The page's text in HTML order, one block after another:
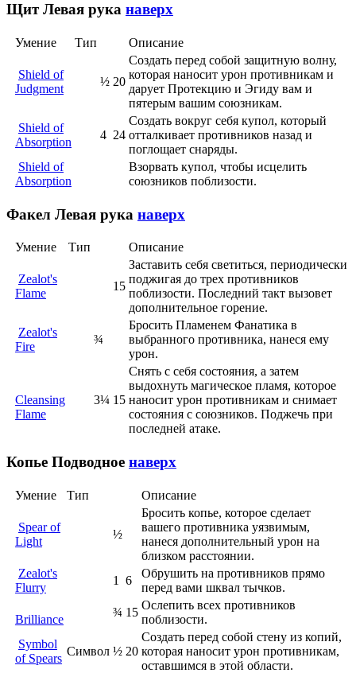
Щит Левая рука наверх
Умение Тип Описание
Shield of
Judgment
½ 20
Создать перед собой защитную волну,
которая наносит урон противникам и
дарует Протекцию и Эгиду вам и
пятерым вашим союзникам.
Shield of
Absorption
4 24
Создать вокруг себя купол, который
отталкивает противников назад и
поглощает снаряды.
Shield of
Absorption
Взорвать купол, чтобы исцелить
союзников поблизости.
Факел Левая рука наверх
Умение Тип Описание
Zealot's
Flame
15
Заставить себя светиться, периодически
поджигая до трех противников
поблизости. Последний такт вызовет
дополнительное горение.
Zealot's
Fire
¾
Бросить Пламенем Фанатика в
выбранного противника, нанеся ему
урон.
Cleansing
Flame
3¼ 15
Снять с себя состояния, а затем
выдохнуть магическое пламя, которое
наносит урон противникам и снимает
состояния с союзников. Поджечь при
последней атаке.
Копье Подводное наверх
Умение Тип Описание
Spear of
Light
½
Бросить копье, которое сделает
вашего противника уязвимым,
нанеся дополнительный урон на
близком расстоянии.
Zealot's
Flurry
1 6
Обрушить на противников прямо
перед вами шквал тычков.
Brilliance
¾ 15
Ослепить всех противников
поблизости.
Symbol
of Spears
Символ ½ 20
Создать перед собой стену из копий,
которая наносит урон противникам,
оставшимся в этой области.